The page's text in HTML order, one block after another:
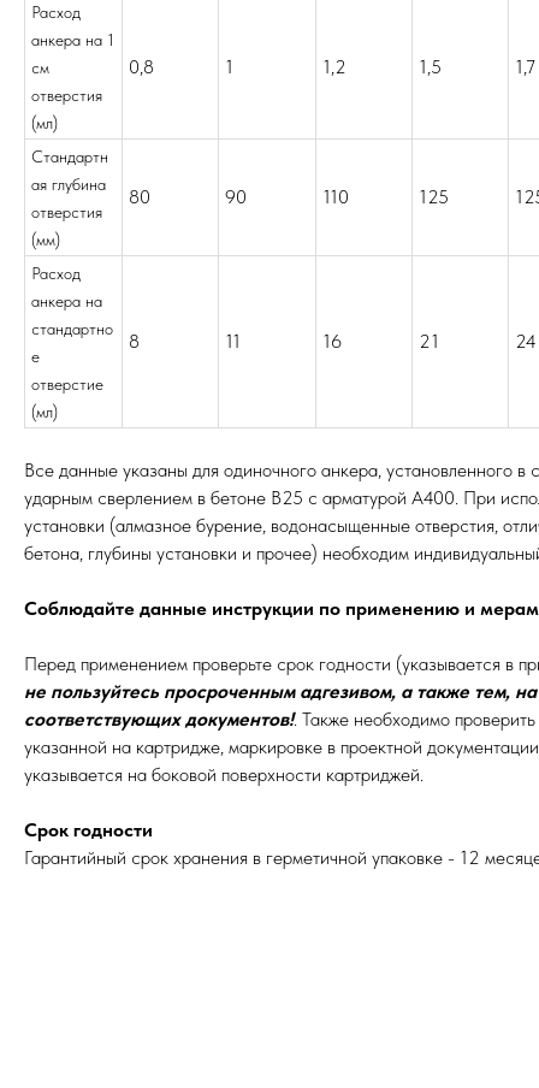
Расход
анкера на 1
см
отверстия
(мл)
0,8 1 1,2 1,5 1,7
Стандартн
ая глубина
отверстия
(мм)
80 90 110 125
Расход
анкера на
стандартно
е
отверстие
(мл)
8 11 16 21 24
Все данные указаны для одиночного анкера, установленного в
ударным сверлением в бетоне В25 с арматурой А400. При
установки (алмазное бурение, водонасыщенные отверстия,
бетона, глубины установки и прочее) необходим
Соблюдайте данные инструкции по применению и мерам
Перед применением проверьте срок годности (указывается в
не пользуйтесь просроченным адгезивом, а также тем,
соответствующих документов!. Также необходимо
указанной на картридже, маркировке в проектной
указывается на боковой поверхности картриджей.
Срок годности
Гарантийный срок хранения в герметичной упаковке - 12